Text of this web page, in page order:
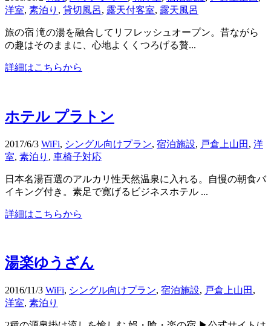
洋室, 素泊り , 貸切風呂, 露天付客室, 露天風呂
旅の宿 滝の湯を融合してリフレッシュオープン。昔ながら
の趣はそのままに、心地よくくつろげる贅...
詳細はこちらから
ホテル プラトン
2017/6/3 WiFi, シングル向けプラン, 宿泊施設, 戸倉上山田 , 洋
室, 素泊り , 車椅子対応
日本名湯百選のアルカリ性天然温泉に入れる。自慢の朝食バ
イキング付き。素足で寛げるビジネスホテル ...
詳細はこちらから
湯楽ゆうざん
2016/11/3 WiFi, シングル向けプラン, 宿泊施設, 戸倉上山田 ,
洋室, 素泊り